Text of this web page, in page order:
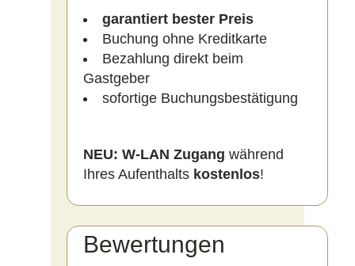
garantiert bester Preis
Buchung ohne Kreditkarte
Bezahlung direkt beim
Gastgeber
sofortige Buchungsbestätigung
NEU: W-LAN Zugang während
Ihres Aufenthalts kostenlos!
Bewertungen